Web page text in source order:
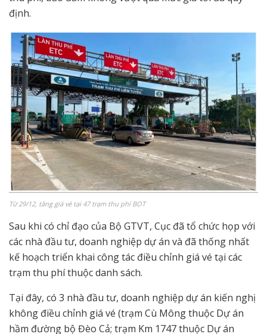
định.
Từ 29/12, tăng giá vé tại 47 trạm thu phí BOT
Sau khi có chỉ đạo của Bộ GTVT, Cục đã tổ chức họp với
các nhà đầu tư, doanh nghiệp dự án và đã thống nhất
kế hoạch triển khai công tác điều chỉnh giá vé tại các
trạm thu phí thuộc danh sách.
Tại đây, có 3 nhà đầu tư, doanh nghiệp dự án kiến nghị
không điều chỉnh giá vé (trạm Cù Mông thuộc Dự án
hầm đường bộ Đèo Cả; trạm Km 1747 thuộc Dự án